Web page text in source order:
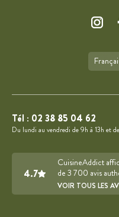
Tél : 02 38 85 04 62
Du lundi au vendredi de 9h à 13h et
4.7
CuisineAddict
de 3 700 avis
VOIR TOUS LES